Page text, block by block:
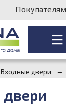
Покупателям
Входные двери →
двери